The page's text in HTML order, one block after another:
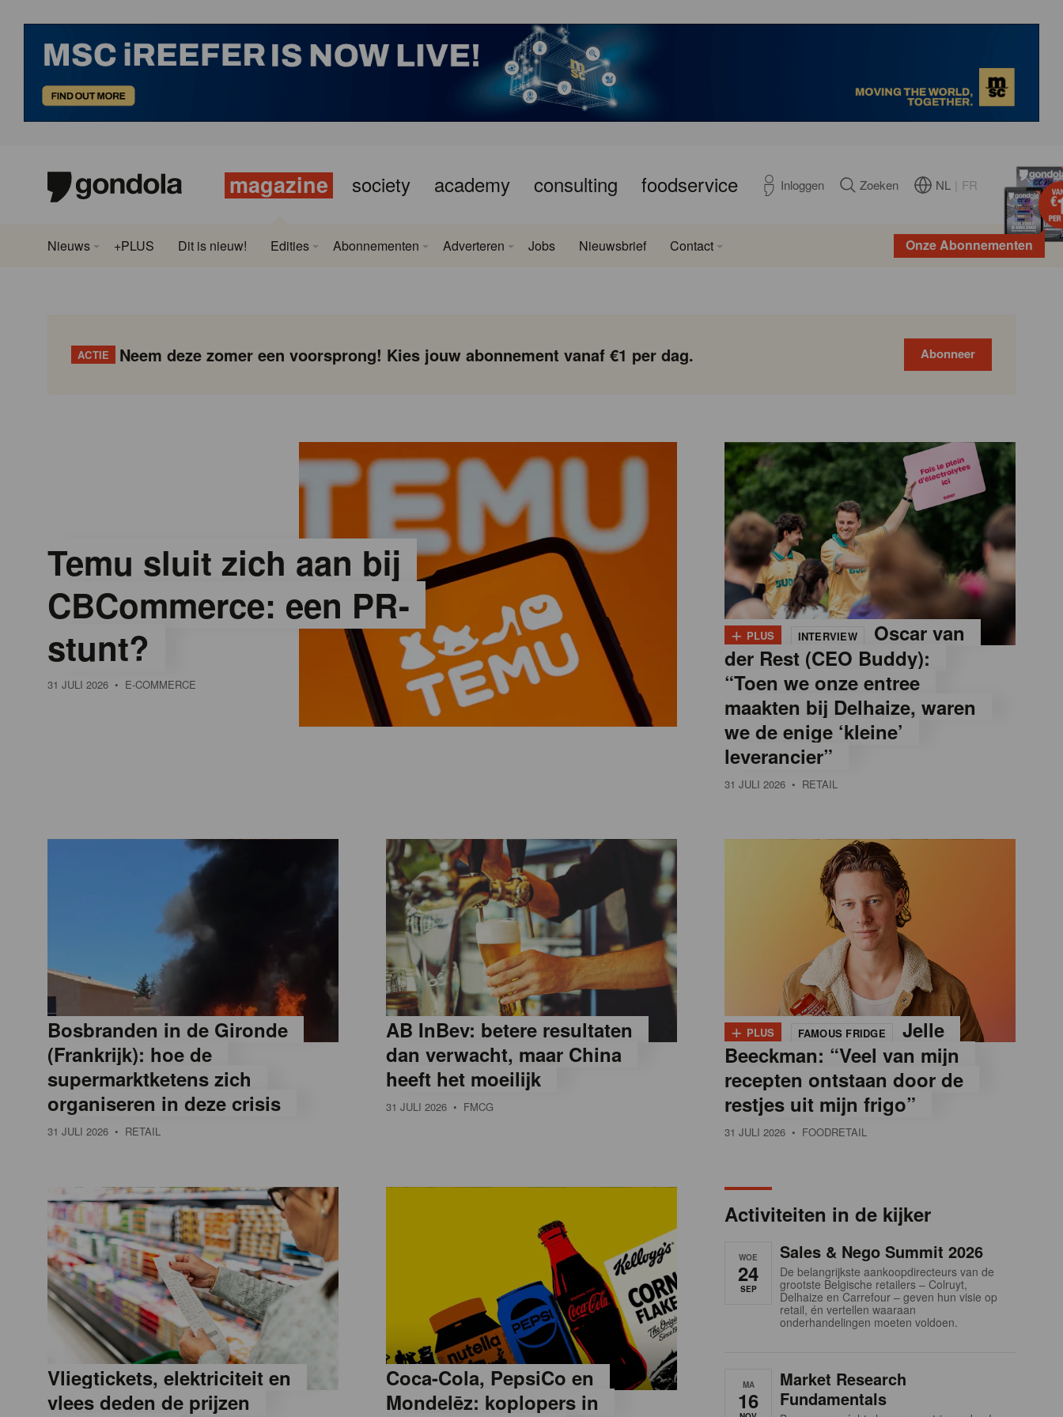
magazine society academy consulting foodservice Inloggen Zoeken NL FR
Onze Abonnementen
Nieuws +PLUS Dit is nieuw! Edities Abonnementen Adverteren Jobs Nieuwsbrief Contact
ACTIE Neem deze zomer een voorsprong! Kies jouw abonnement vanaf €1 per dag. Abonneer
Temu sluit zich aan bij
CBCommerce: een PR-
stunt?
31 JULI 2026 • E-COMMERCE
+ PLUS INTERVIEW
Oscar van
der Rest (CEO Buddy):
“Toen we onze entree
maakten bij Delhaize, waren
we de enige ‘kleine’
leverancier”
31 JULI 2026 • RETAIL
Bosbranden in de Gironde
(Frankrijk): hoe de
supermarktketens zich
organiseren in deze crisis
31 JULI 2026 • RETAIL
AB InBev: betere resultaten
dan verwacht, maar China
heeft het moeilijk
31 JULI 2026 • FMCG
+ PLUS FAMOUS FRIDGE
Jelle
Beeckman: “Veel van mijn
recepten ontstaan door de
restjes uit mijn frigo”
31 JULI 2026 • FOODRETAIL
Vliegtickets, elektriciteit en
vlees deden de prijzen
Coca-Cola, PepsiCo en
Mondelēz: koplopers in
Activiteiten in de kijker
WOE
24
SEP
Sales & Nego Summit 2026
De belangrijkste aankoopdirecteurs van de
grootste Belgische retailers – Colruyt,
Delhaize en Carrefour – geven hun visie op
retail, én vertellen waaraan
onderhandelingen moeten voldoen.
MA
16
Market Research
Fundamentals